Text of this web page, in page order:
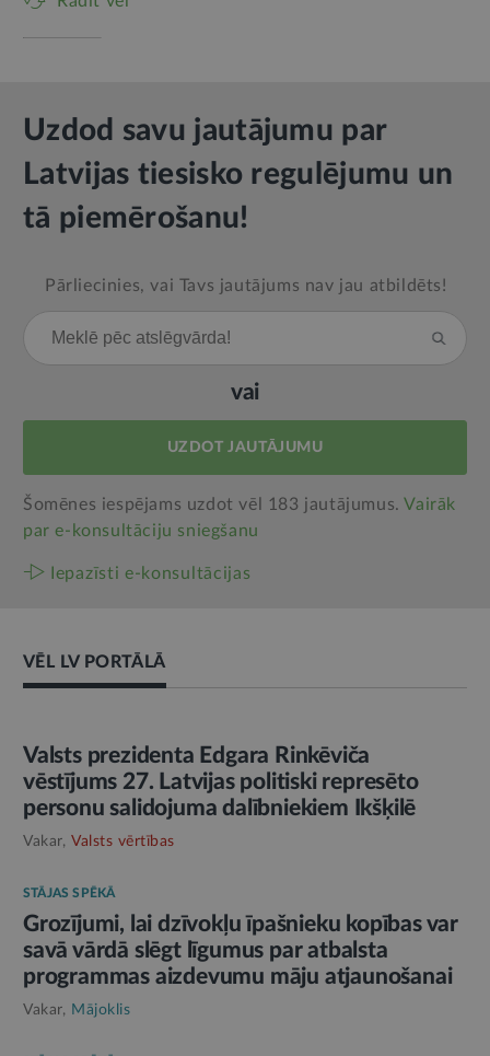
Uzdod savu jautājumu par
Latvijas tiesisko regulējumu un
tā piemērošanu!
Pārliecinies, vai Tavs jautājums nav jau atbildēts!
vai
UZDOT JAUTĀJUMU
Šomēnes iespējams uzdot vēl 183 jautājumus.Vairāk
par e‑konsultāciju sniegšanu
Iepazīsti e-konsultācijas
VĒL LV PORTĀLĀ
AMATPERSONAS RUNA
Valsts prezidenta Edgara Rinkēviča
vēstījums 27. Latvijas politiski represēto
personu salidojuma dalībniekiem Ikšķilē
Vakar, Valsts vērtības
STĀJAS SPĒKĀ
Grozījumi, lai dzīvokļu īpašnieku kopības var
savā vārdā slēgt līgumus par atbalsta
programmas aizdevumu māju atjaunošanai
Vakar, Mājoklis